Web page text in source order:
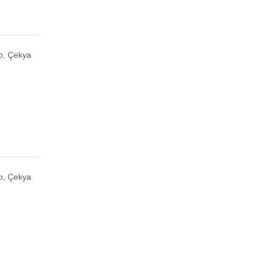
Çekya
Çekya